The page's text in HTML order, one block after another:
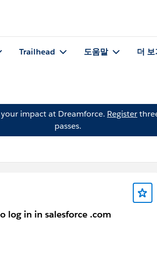
Trailhead 도움말 더 보
impact at Dreamforce. Register
passes.
log in in salesforce .com